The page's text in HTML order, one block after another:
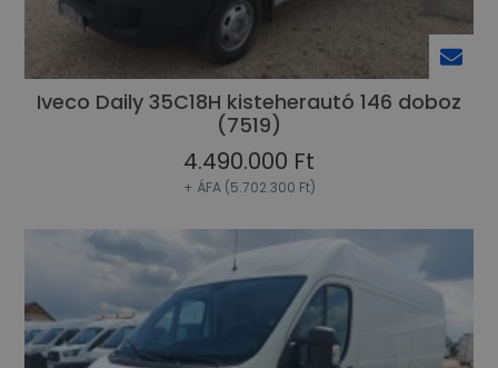
Iveco Daily 35C18H kisteherautó 146 doboz
(7519)
4.490.000 Ft
+ ÁFA (5.702.300 Ft)